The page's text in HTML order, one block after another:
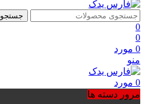
جستجو
0
0
0 مورد
منو
0 مورد
مرور دسته ها